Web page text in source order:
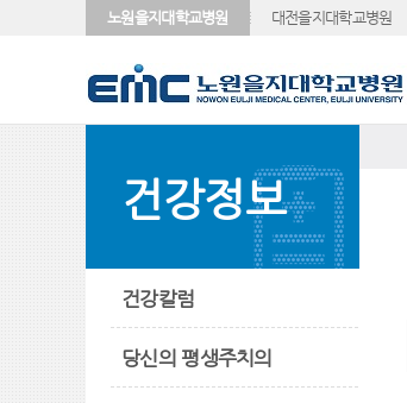
노원을지대학교병원 대전을지대학교병원
건강정보
건강칼럼
당신의 평생주치의